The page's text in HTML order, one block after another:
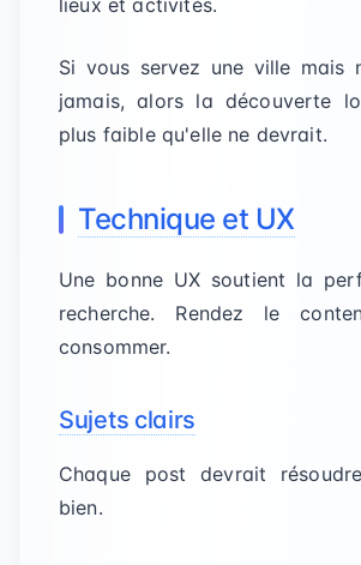
lieux et activités.
Si vous servez une ville mais
jamais, alors la découverte
plus faible qu'elle ne devrait.
Technique et UX
Une bonne UX soutient la
recherche. Rendez le
consommer.
Sujets clairs
Chaque post devrait
bien.